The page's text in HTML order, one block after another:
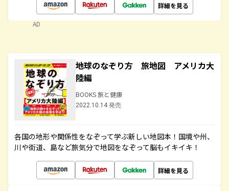
詳細を見る
AD
地球のなぞり方 旅地図 アメリカ大
陸編
BOOKS 旅と健康
2022.10.14 発売
各国の地形や関係性をなぞって学ぶ新しい地図本！国境や州、
川や街道、島など旅気分で地図をなぞって脳もイキイキ！
詳細を見る